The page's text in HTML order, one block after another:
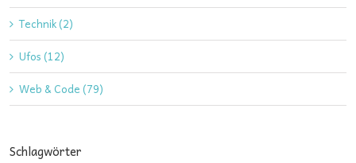
Technik (2)
Ufos (12)
Web & Code (79)
Schlagwörter